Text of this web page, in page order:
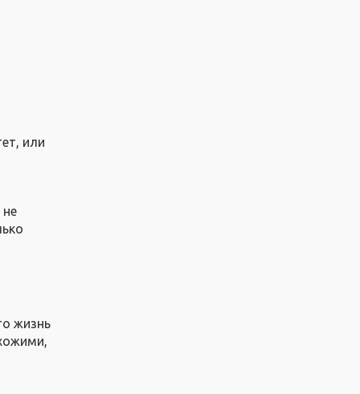
или
не
жизнь